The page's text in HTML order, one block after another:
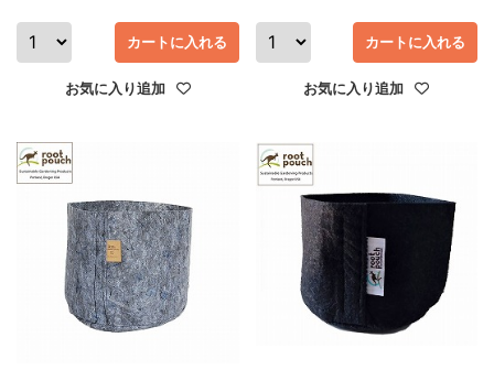
カートに入れる
お気に入り追加
カートに入れる
お気に入り追加